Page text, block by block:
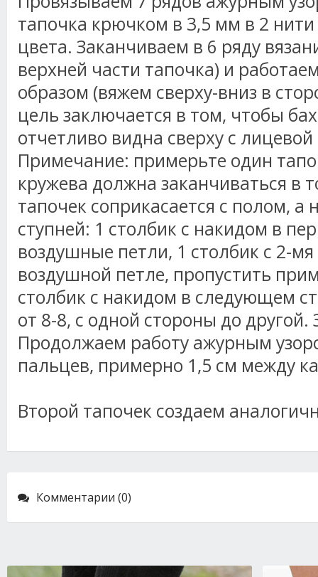
тапочка крючком в 3,5 мм в 2 нити
цвета. Заканчиваем в 6 ряду
верхней части тапочка) и
образом (вяжем сверху-вниз в
цель заключается в том, чтобы
отчетливо видна сверху с
Примечание: примерьте один
кружева должна заканчиваться в
тапочек соприкасается с полом, а
ступней: 1 столбик с накидом в
воздушные петли, 1 столбик с 2-мя
воздушной петле, пропустить
столбик с накидом в следующем
от 8-8, с одной стороны до другой.
Продолжаем работу ажурным
пальцев, примерно 1,5 см между
Второй тапочек создаем
Комментарии (0)